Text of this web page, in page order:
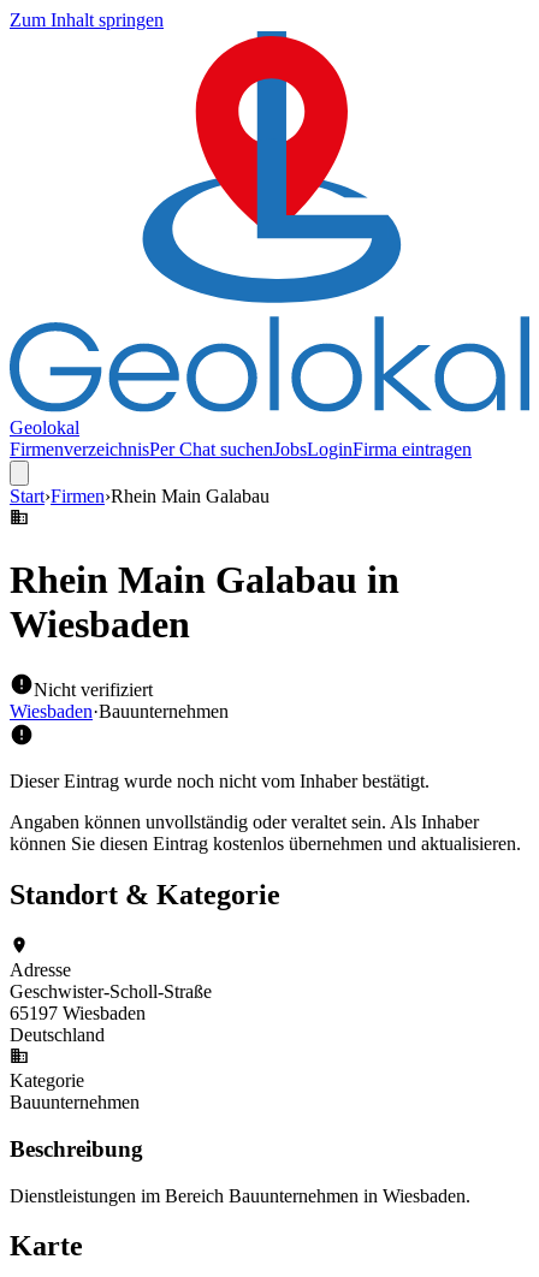
Zum Inhalt springen
Geolokal
FirmenverzeichnisPer Chat suchenJobsLoginFirma eintragen
Start›Firmen›Rhein Main Galabau
Rhein Main Galabau in
Wiesbaden
Nicht verifiziert
Wiesbaden·Bauunternehmen
Dieser Eintrag wurde noch nicht vom Inhaber bestätigt.
Angaben können unvollständig oder veraltet sein. Als Inhaber
können Sie diesen Eintrag kostenlos übernehmen und aktualisieren.
Standort & Kategorie
Adresse
Geschwister-Scholl-Straße
65197 Wiesbaden
Deutschland
Kategorie
Bauunternehmen
Beschreibung
Dienstleistungen im Bereich Bauunternehmen in Wiesbaden.
Karte